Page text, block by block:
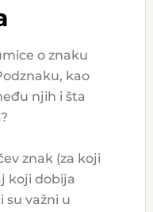
o znaku
kao
njih i šta
znak (za koji
koji dobija
su važni u